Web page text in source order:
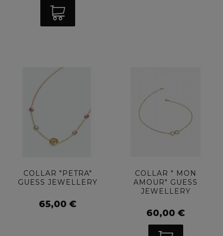
COLLAR "PETRA"
GUESS JEWELLERY
65,00 €
COLLAR " MON
AMOUR" GUESS
JEWELLERY
60,00 €